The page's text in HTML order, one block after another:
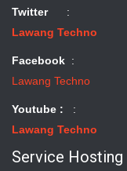
Twitter:
Lawang Techno
Facebook :
Lawang Techno
Youtube :
:
Lawang Techno
Service Hosting